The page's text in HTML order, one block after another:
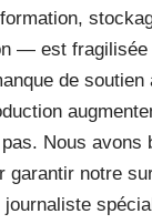
— est fragilisée
de
Nous avons
garantir notre
journaliste